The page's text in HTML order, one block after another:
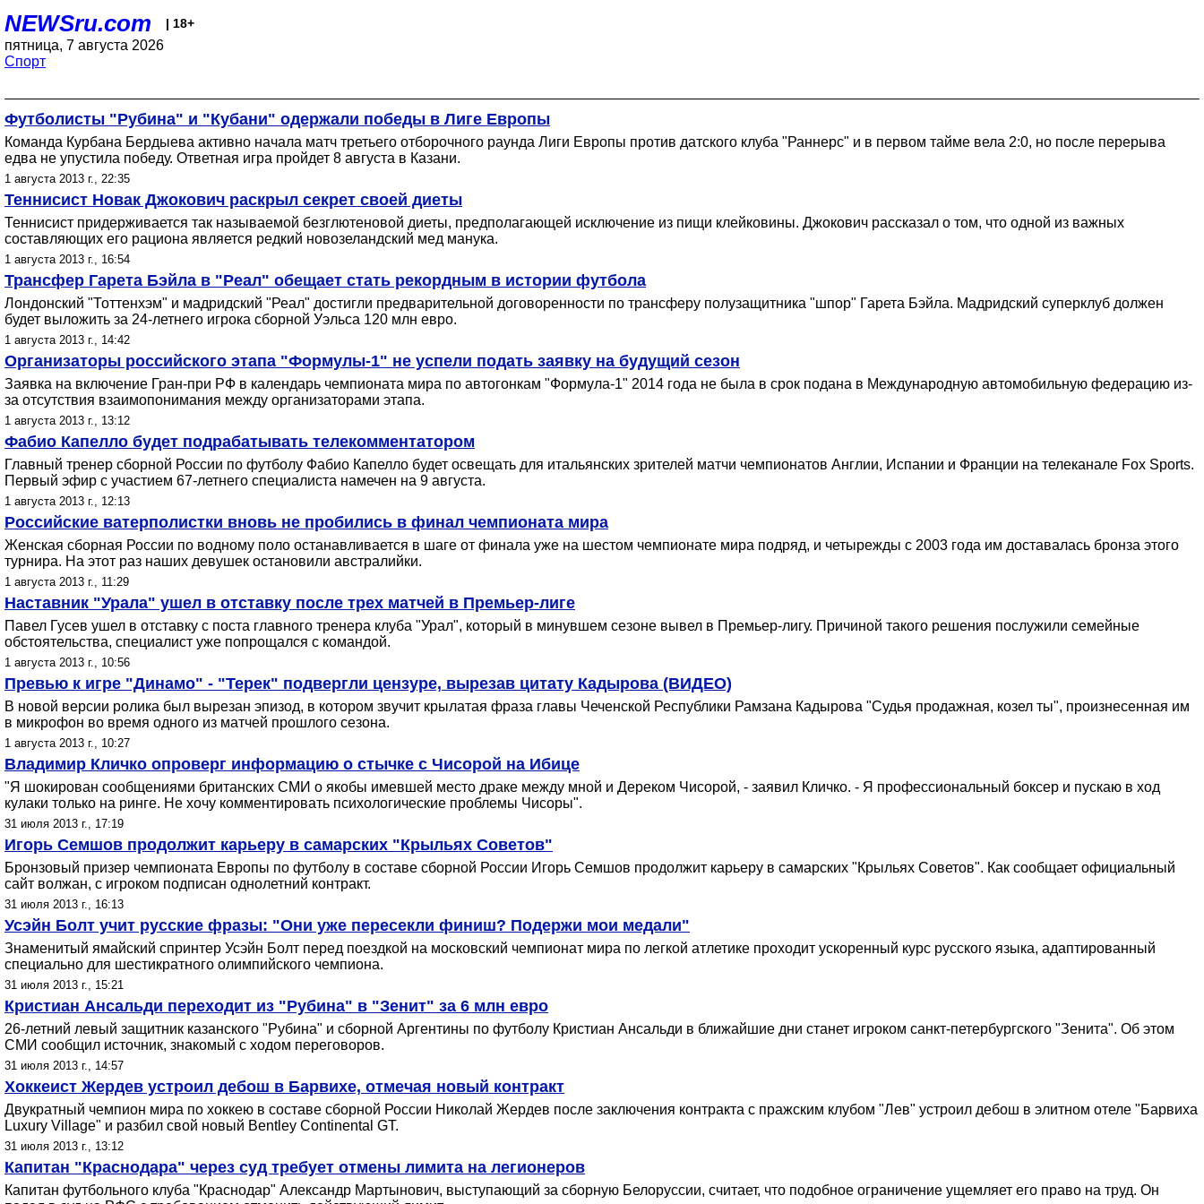
NEWSru.com | 18+
пятница, 7 августа 2026
Спорт
Футболисты "Рубина" и "Кубани" одержали победы в Лиге Европы
Команда Курбана Бердыева активно начала матч третьего отборочного раунда Лиги Европы против датского клуба "Раннерс" и в первом тайме вела 2:0, но после перерыва
едва не упустила победу. Ответная игра пройдет 8 августа в Казани.
1 августа 2013 г., 22:35
Теннисист Новак Джокович раскрыл секрет своей диеты
Теннисист придерживается так называемой безглютеновой диеты, предполагающей исключение из пищи клейковины. Джокович рассказал о том, что одной из важных
составляющих его рациона является редкий новозеландский мед манука.
1 августа 2013 г., 16:54
Трансфер Гарета Бэйла в "Реал" обещает стать рекордным в истории футбола
Лондонский "Тоттенхэм" и мадридский "Реал" достигли предварительной договоренности по трансферу полузащитника "шпор" Гарета Бэйла. Мадридский суперклуб должен
будет выложить за 24-летнего игрока сборной Уэльса 120 млн евро.
1 августа 2013 г., 14:42
Организаторы российского этапа "Формулы-1" не успели подать заявку на будущий сезон
Заявка на включение Гран-при РФ в календарь чемпионата мира по автогонкам "Формула-1" 2014 года не была в срок подана в Международную автомобильную федерацию из-
за отсутствия взаимопонимания между организаторами этапа.
1 августа 2013 г., 13:12
Фабио Капелло будет подрабатывать телекомментатором
Главный тренер сборной России по футболу Фабио Капелло будет освещать для итальянских зрителей матчи чемпионатов Англии, Испании и Франции на телеканале Fox Sports.
Первый эфир с участием 67-летнего специалиста намечен на 9 августа.
1 августа 2013 г., 12:13
Российские ватерполистки вновь не пробились в финал чемпионата мира
Женская сборная России по водному поло останавливается в шаге от финала уже на шестом чемпионате мира подряд, и четырежды с 2003 года им доставалась бронза этого
турнира. На этот раз наших девушек остановили австралийки.
1 августа 2013 г., 11:29
Наставник "Урала" ушел в отставку после трех матчей в Премьер-лиге
Павел Гусев ушел в отставку с поста главного тренера клуба "Урал", который в минувшем сезоне вывел в Премьер-лигу. Причиной такого решения послужили семейные
обстоятельства, специалист уже попрощался с командой.
1 августа 2013 г., 10:56
Превью к игре "Динамо" - "Терек" подвергли цензуре, вырезав цитату Кадырова (ВИДЕО)
В новой версии ролика был вырезан эпизод, в котором звучит крылатая фраза главы Чеченской Республики Рамзана Кадырова "Судья продажная, козел ты", произнесенная им
в микрофон во время одного из матчей прошлого сезона.
1 августа 2013 г., 10:27
Владимир Кличко опроверг информацию о стычке с Чисорой на Ибице
"Я шокирован сообщениями британских СМИ о якобы имевшей место драке между мной и Дереком Чисорой, - заявил Кличко. - Я профессиональный боксер и пускаю в ход
кулаки только на ринге. Не хочу комментировать психологические проблемы Чисоры".
31 июля 2013 г., 17:19
Игорь Семшов продолжит карьеру в самарских "Крыльях Советов"
Бронзовый призер чемпионата Европы по футболу в составе сборной России Игорь Семшов продолжит карьеру в самарских "Крыльях Советов". Как сообщает официальный
сайт волжан, с игроком подписан однолетний контракт.
31 июля 2013 г., 16:13
Усэйн Болт учит русские фразы: "Они уже пересекли финиш? Подержи мои медали"
Знаменитый ямайский спринтер Усэйн Болт перед поездкой на московский чемпионат мира по легкой атлетике проходит ускоренный курс русского языка, адаптированный
специально для шестикратного олимпийского чемпиона.
31 июля 2013 г., 15:21
Кристиан Ансальди переходит из "Рубина" в "Зенит" за 6 млн евро
26-летний левый защитник казанского "Рубина" и сборной Аргентины по футболу Кристиан Ансальди в ближайшие дни станет игроком санкт-петербургского "Зенита". Об этом
СМИ сообщил источник, знакомый с ходом переговоров.
31 июля 2013 г., 14:57
Хоккеист Жердев устроил дебош в Барвихе, отмечая новый контракт
Двукратный чемпион мира по хоккею в составе сборной России Николай Жердев после заключения контракта с пражским клубом "Лев" устроил дебош в элитном отеле "Барвиха
Luxury Village" и разбил свой новый Bentley Continental GT.
31 июля 2013 г., 13:12
Капитан "Краснодара" через суд требует отмены лимита на легионеров
Капитан футбольного клуба "Краснодар" Александр Мартынович, выступающий за сборную Белоруссии, считает, что подобное ограничение ущемляет его право на труд. Он